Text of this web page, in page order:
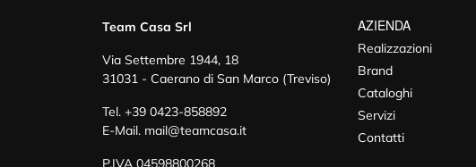
Team Casa Srl
Via Settembre 1944, 18
31031 - Caerano di San Marco (Treviso)
Tel. +39 0423-858892
E-Mail. mail@teamcasa.it
P.IVA 04598800268
AZIENDA
Realizzazioni
Brand
Cataloghi
Servizi
Contatti